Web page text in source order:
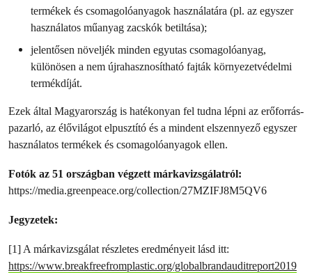
termékek és csomagolóanyagok használatára (pl. az egyszer
használatos műanyag zacskók betiltása);
jelentősen növeljék minden egyutas csomagolóanyag,
különösen a nem újrahasznosítható fajták környezetvédelmi
termékdíját.
Ezek által Magyarország is hatékonyan fel tudna lépni az erőforrás-
pazarló, az élővilágot elpusztító és a mindent elszennyező egyszer
használatos termékek és csomagolóanyagok ellen.
Fotók az 51 országban végzett márkavizsgálatról:
https://media.greenpeace.org/collection/27MZIFJ8M5QV6
Jegyzetek:
[1] A márkavizsgálat részletes eredményeit lásd itt:
https://www.breakfreefromplastic.org/globalbrandauditreport2019